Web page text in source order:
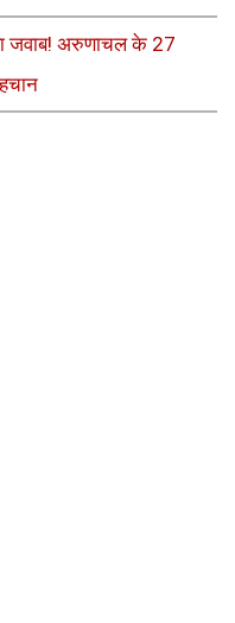
जवाब! अरुणाचल के 27